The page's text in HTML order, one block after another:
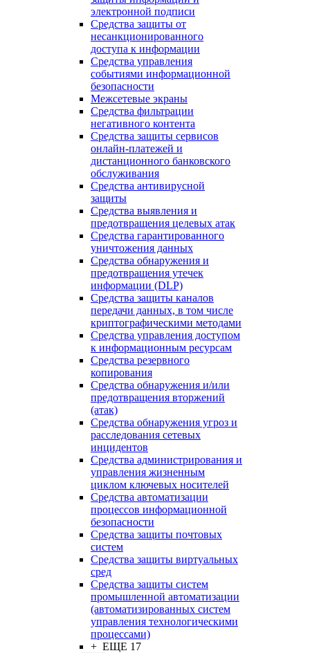
электронной подписи
Средства защиты от
несанкционированного
доступа к информации
Средства управления
событиями информационной
безопасности
Межсетевые экраны
Средства фильтрации
негативного контента
Средства защиты сервисов
онлайн-платежей и
дистанционного банковского
обслуживания
Средства антивирусной
защиты
Средства выявления и
предотвращения целевых атак
Средства гарантированного
уничтожения данных
Средства обнаружения и
предотвращения утечек
информации (DLP)
Средства защиты каналов
передачи данных, в том числе
криптографическими методами
Средства управления доступом
к информационным ресурсам
Средства резервного
копирования
Средства обнаружения и/или
предотвращения вторжений
(атак)
Средства обнаружения угроз и
расследования сетевых
инцидентов
Средства администрирования и
управления жизненным
циклом ключевых носителей
Средства автоматизации
процессов информационной
безопасности
Средства защиты почтовых
систем
Средства защиты виртуальных
сред
Средства защиты систем
промышленной автоматизации
(автоматизированных систем
управления технологическими
процессами)
+ ЕЩЕ 17